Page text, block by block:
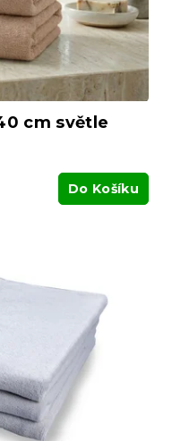
cm světle
Do Košíku